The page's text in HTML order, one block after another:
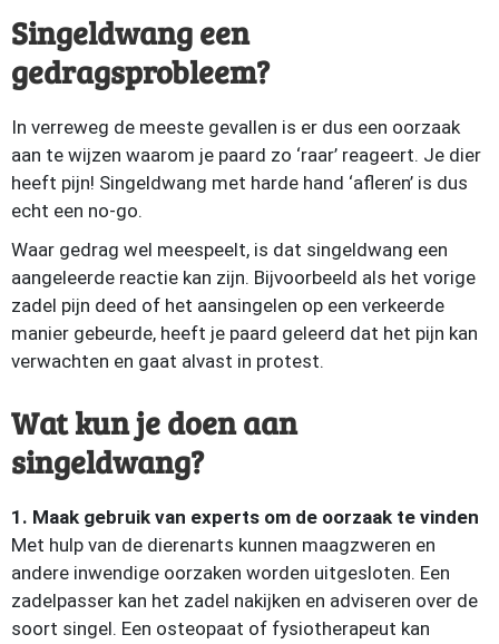
Singeldwang een
gedragsprobleem?
In verreweg de meeste gevallen is er dus een oorzaak
aan te wijzen waarom je paard zo ‘raar’ reageert. Je dier
heeft pijn! Singeldwang met harde hand ‘afleren’ is dus
echt een no-go.
Waar gedrag wel meespeelt, is dat singeldwang een
aangeleerde reactie kan zijn. Bijvoorbeeld als het vorige
zadel pijn deed of het aansingelen op een verkeerde
manier gebeurde, heeft je paard geleerd dat het pijn kan
verwachten en gaat alvast in protest.
Wat kun je doen aan
singeldwang?
1. Maak gebruik van experts om de oorzaak te vinden
Met hulp van de dierenarts kunnen maagzweren en
andere inwendige oorzaken worden uitgesloten. Een
zadelpasser kan het zadel nakijken en adviseren over de
soort singel. Een osteopaat of fysiotherapeut kan